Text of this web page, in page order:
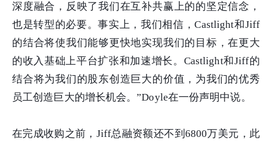
深度融合，反映了我们在互补共赢上的的坚定信念，
也是转型的必要。事实上，我们相信，Castlight和Jiff
的结合将使我们能够更快地实现我们的目标，在更大
的收入基础上平台扩张和加速增长。Castlight和Jiff的
结合将为我们的股东创造巨大的价值，为我们的优秀
员工创造巨大的增长机会。”Doyle在一份声明中说。
在完成收购之前，Jiff总融资额还不到6800万美元，此